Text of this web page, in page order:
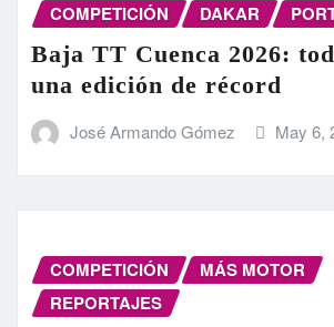
COMPETICIÓN DAKAR
Baja TT Cuenca 2026:
una edición de récord
José Armando Gómez May 6,
COMPETICIÓN
MÁS MOTOR
REPORTAJES